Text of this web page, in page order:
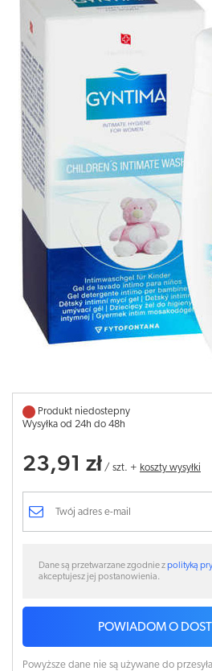
Produkt niedostepny
Wysyłka od 24h do 48h
23,91 zł / szt. + koszty wysyłki
Dane są przetwarzane zgodnie zpolityką
akceptujesz jej postanowienia.
POWIADOM O
Powyższe dane nie są używane do